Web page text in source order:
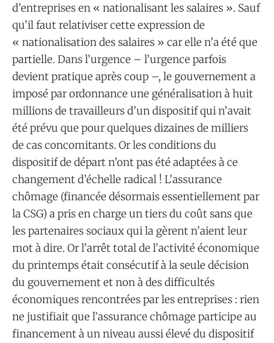
d’entreprises en « nationalisant les salaires ». Sauf
qu’il faut relativiser cette expression de
« nationalisation des salaires » car elle n’a été que
partielle. Dans l’urgence – l’urgence parfois
devient pratique après coup –, le gouvernement a
imposé par ordonnance une généralisation à huit
millions de travailleurs d’un dispositif qui n’avait
été prévu que pour quelques dizaines de milliers
de cas concomitants. Or les conditions du
dispositif de départ n’ont pas été adaptées à ce
changement d’échelle radical ! L’assurance
chômage (financée désormais essentiellement par
la CSG) a pris en charge un tiers du coût sans que
les partenaires sociaux qui la gèrent n’aient leur
mot à dire. Or l’arrêt total de l’activité économique
du printemps était consécutif à la seule décision
du gouvernement et non à des difficultés
économiques rencontrées par les entreprises : rien
ne justifiait que l’assurance chômage participe au
financement à un niveau aussi élevé du dispositif